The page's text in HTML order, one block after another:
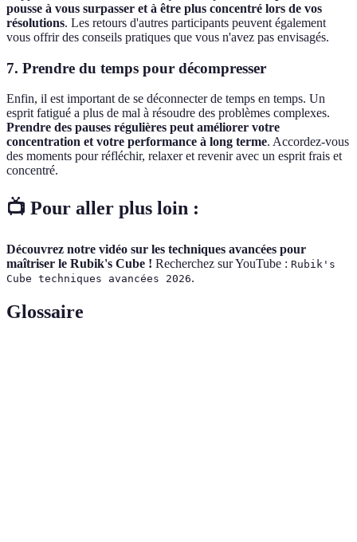
pousse à vous surpasser et à être plus concentré lors de vos
résolutions. Les retours d'autres participants peuvent également
vous offrir des conseils pratiques que vous n'avez pas envisagés.
7. Prendre du temps pour décompresser
Enfin, il est important de se déconnecter de temps en temps. Un
esprit fatigué a plus de mal à résoudre des problèmes complexes.
Prendre des pauses régulières peut améliorer votre
concentration et votre performance à long terme. Accordez-vous
des moments pour réfléchir, relaxer et revenir avec un esprit frais et
concentré.
📺 Pour aller plus loin :
Découvrez notre vidéo sur les techniques avancées pour
maîtriser le Rubik's Cube ! Recherchez sur YouTube : Rubik's
Cube techniques avancées 2026.
Glossaire